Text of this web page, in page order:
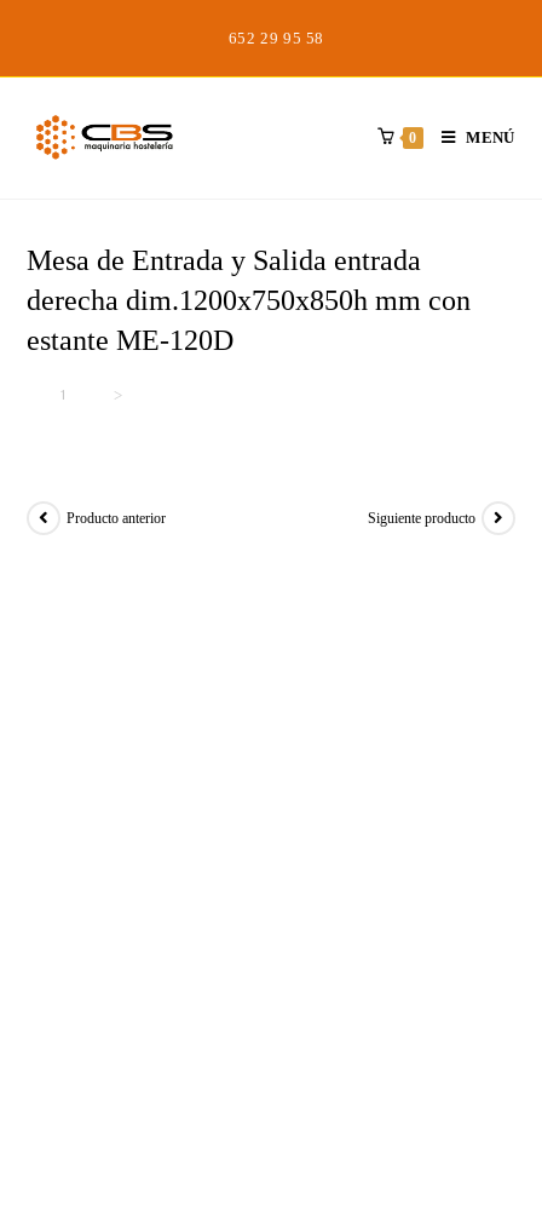
contenido
652 29 95 58
0 MENÚ
Mesa de Entrada y Salida entrada
derecha dim.1200x750x850h mm con
estante ME-120D
>
Producto anterior Siguiente producto